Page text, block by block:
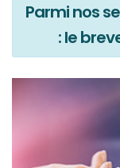
Parmi nos
: le